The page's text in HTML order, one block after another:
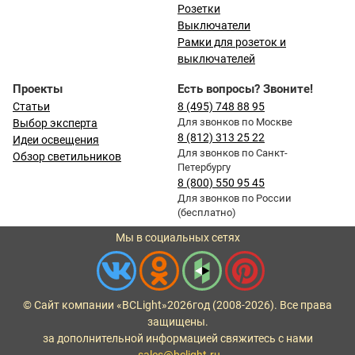
Розетки
Выключатели
Рамки для розеток и
выключателей
Проекты
Статьи
Выбор эксперта
Идеи освещения
Обзор светильников
Есть вопросы? Звоните!
8 (495) 748 88 95
Для звонков по Москве
8 (812) 313 25 22
Для звонков по Санкт-
Петербургу
8 (800) 550 95 45
Для звонков по России
(бесплатно)
Мы в социальных сетях
© Сайт компании «BCLight»2026год (2008-2026). Все права
защищены.
за дополнительной информацией свяжитесь с нами